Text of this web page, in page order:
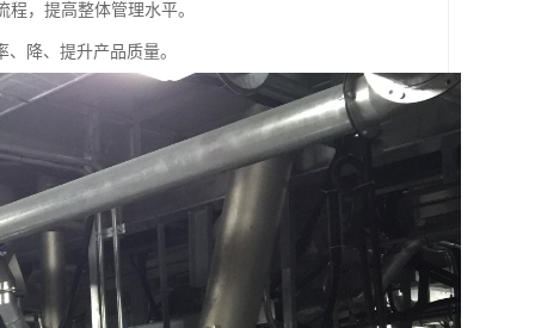
，提高整体管理水平。
降、提升产品质量。